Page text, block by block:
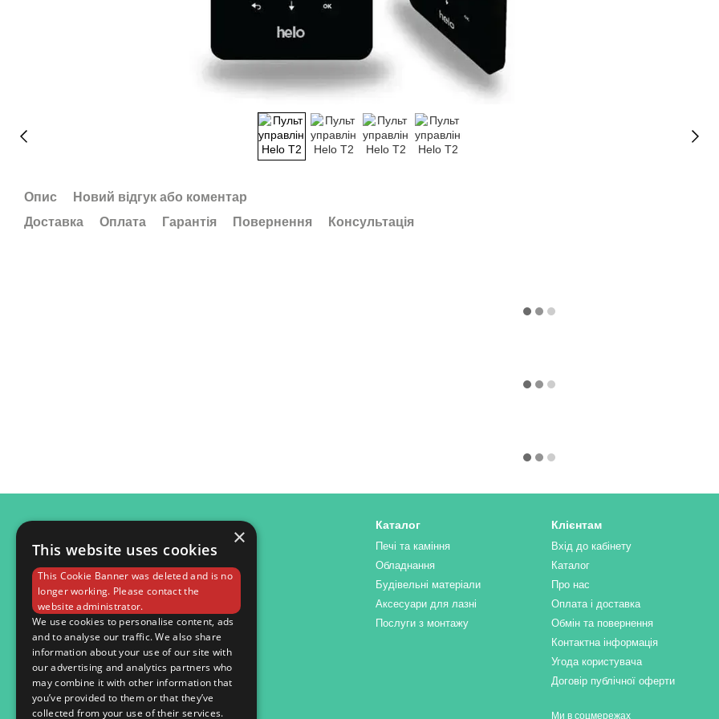
Опис
Новий відгук або коментар
Доставка
Оплата Гарантія Повернення Консультація
© 2026
Мобільна версія
Каталог
Печі та каміння
Обладнання
Будівельні матеріали
Аксесуари для лазні
Послуги з монтажу
Клієнтам
Вхід до кабінету
Каталог
Про нас
Оплата і доставка
Обмін та повернення
Контактна інформація
Угода користувача
Договір публічної оферти
Ми в соцмережах
×
This website uses cookies
This Cookie Banner was deleted and is no
longer working. Please contact the
website administrator.
We use cookies to personalise content, ads
and to analyse our traffic. We also share
information about your use of our site with
our advertising and analytics partners who
may combine it with other information that
you’ve provided to them or that they’ve
collected from your use of their services.